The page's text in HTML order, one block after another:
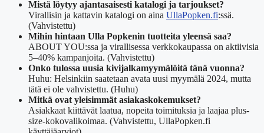
Mistä löytyy ajantasaisesti katalogi ja tarjoukset?
Virallisin ja kattavin katalogi on aina UllaPopken.fi:ssä.
(Vahvistettu)
Mihin hintaan Ulla Popkenin tuotteita yleensä saa?
ABOUT YOU:ssa ja virallisessa verkkokaupassa on aktiivisia
5–40% kampanjoita. (Vahvistettu)
Onko tulossa uusia kivijalkamyymälöitä tänä vuonna?
Huhu: Helsinkiin saatetaan avata uusi myymälä 2024, mutta
tätä ei ole vahvistettu. (Huhu)
Mitkä ovat yleisimmät asiakaskokemukset?
Asiakkaat kiittävät laatua, nopeita toimituksia ja laajaa plus-
size-kokovalikoimaa. (Vahvistettu, UllaPopken.fi